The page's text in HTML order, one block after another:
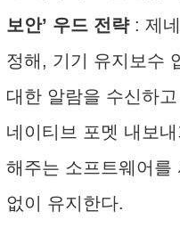
보안’ 우드 전략: 제네
정해, 기기 유지보수
대한 알람을 수신하
네이티브 포멧 내보
해주는 소프트웨어를
없이 유지한다.